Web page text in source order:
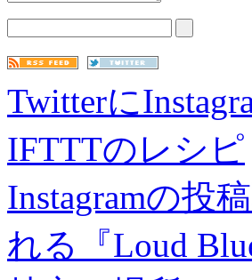
Twitterに
IFTTTのレシピ
Instagramの投
れる『Loud